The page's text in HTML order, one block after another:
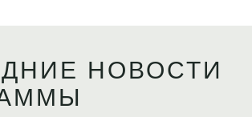
НОВОСТИ